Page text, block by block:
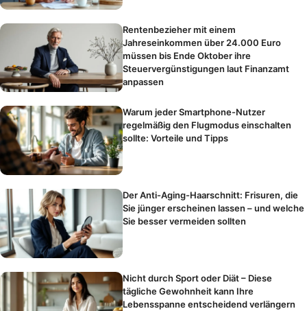
Rentenbezieher mit einem
Jahreseinkommen über 24.000 Euro
müssen bis Ende Oktober ihre
Steuervergünstigungen laut Finanzamt
anpassen
Warum jeder Smartphone-Nutzer
regelmäßig den Flugmodus einschalten
sollte: Vorteile und Tipps
Der Anti-Aging-Haarschnitt: Frisuren, die
Sie jünger erscheinen lassen – und welche
Sie besser vermeiden sollten
Nicht durch Sport oder Diät – Diese
tägliche Gewohnheit kann Ihre
Lebensspanne entscheidend verlängern